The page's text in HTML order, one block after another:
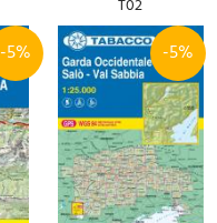
T02
-5% -5%